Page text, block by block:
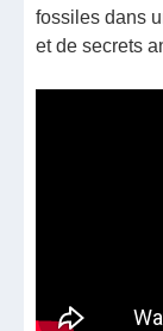
fossiles dans
et de secrets